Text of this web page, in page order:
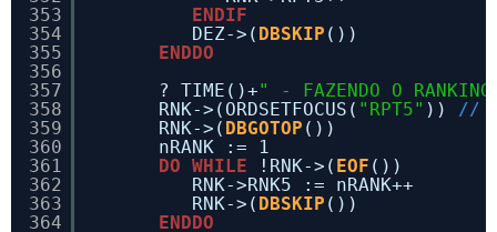
353
354
355
356
357
358
359
360
361
362
363
364
ENDIF
DEZ->( DBSKIP ())
ENDDO
? TIME()+" - FAZENDO O
RNK->(ORDSETFOCUS( "RPT5" )) //
RNK->( DBGOTOP ())
nRANK := 1
DO WHILE !RNK->( EOF ())
RNK->RNK5 := nRANK++
RNK->( DBSKIP ())
ENDDO